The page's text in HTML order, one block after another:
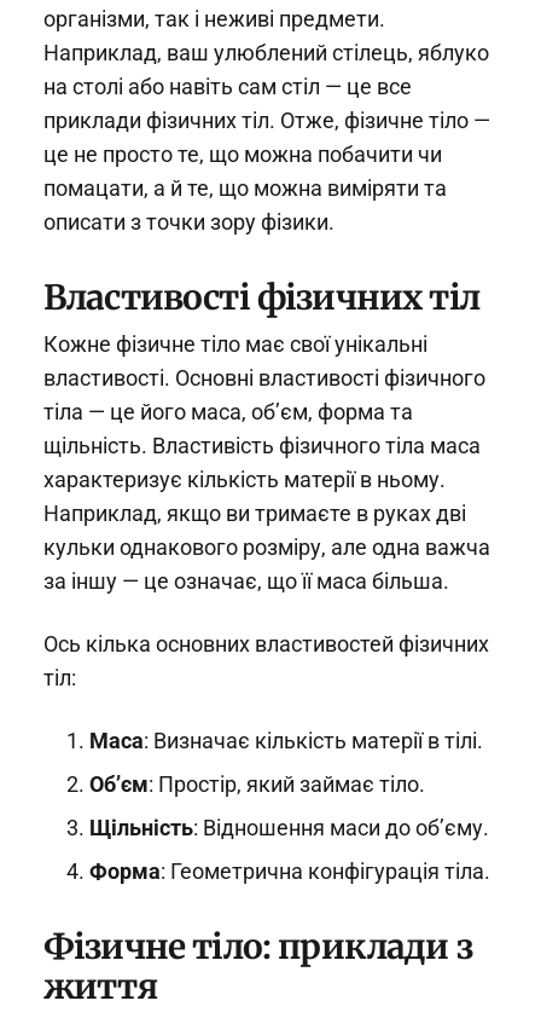
організми, так і неживі предмети.
Наприклад, ваш улюблений стілець, яблуко
на столі або навіть сам стіл — це все
приклади фізичних тіл. Отже, фізичне тіло —
це не просто те, що можна побачити чи
помацати, а й те, що можна виміряти та
описати з точки зору фізики.
Властивості фізичних тіл
Кожне фізичне тіло має свої унікальні
властивості. Основні властивості фізичного
тіла — це його маса, об’єм, форма та
щільність. Властивість фізичного тіла маса
характеризує кількість матерії в ньому.
Наприклад, якщо ви тримаєте в руках дві
кульки однакового розміру, але одна важча
за іншу — це означає, що її маса більша.
Ось кілька основних властивостей фізичних
тіл:
Маса: Визначає кількість матерії в тілі.
Об’єм: Простір, який займає тіло.
Щільність: Відношення маси до об’єму.
Форма: Геометрична конфігурація тіла.
Фізичне тіло: приклади з
життя